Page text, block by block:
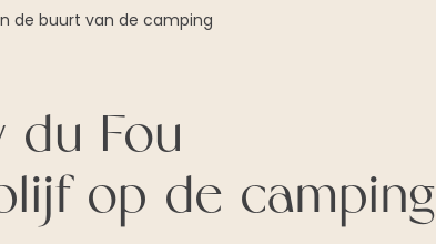
de buurt van de camping
Fou
op de camping